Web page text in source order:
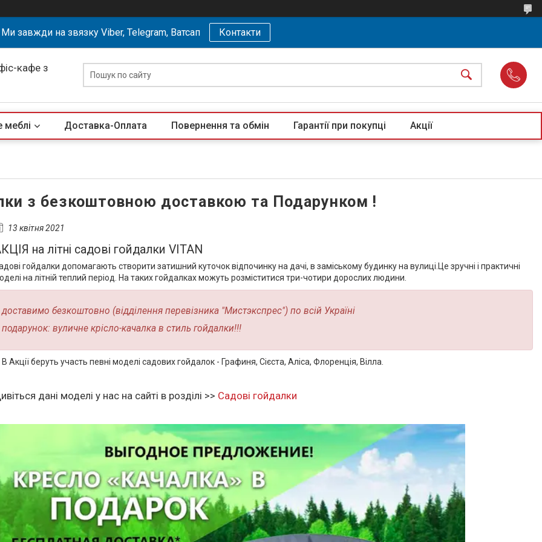
Ми завжди на звязку Viber, Telegram, Ватсап Контакти
кафе з
меблі Доставка-Оплата Повернення та обмін Гарантії при покупці Акції
з безкоштовною доставкою та Подарунком !
13 квітня 2021
на літні садові гойдалки VITAN
гойдалки допомагають створити затишний куточок відпочинку на дачі, в заміському будинку на вулиці.Це зручні і практичні
на літній теплий період. На таких гойдалках можуть розміститися три-чотири дорослих людини.
доставимо безкоштовно (відділення перевізника "Мистэкспрес") по всій Україні
подарунок: вуличне крісло-качалка в стиль гойдалки!!!
В Акції беруть участь певні моделі садових гойдалок - Графиня, Сієста, Аліса, Флоренція, Вілла.
дані моделі у нас на сайті в розділі >> Садові гойдалки